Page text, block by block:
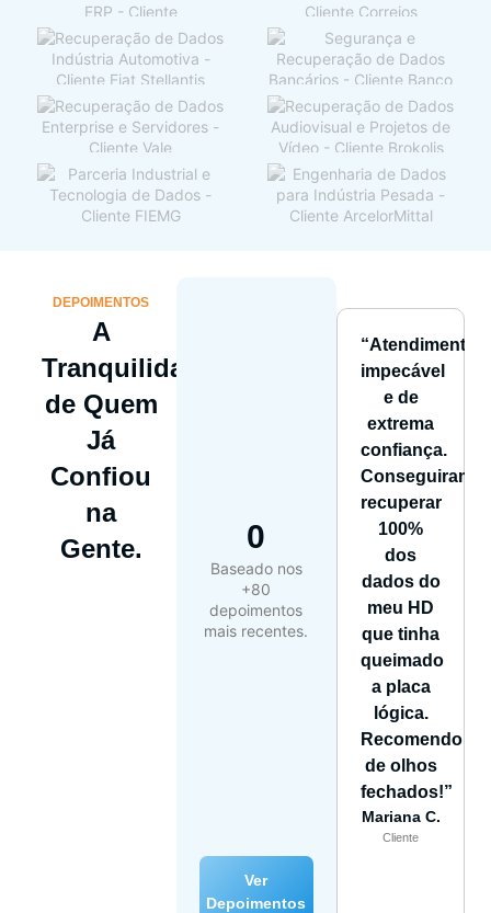
DEPOIMENTOS
A
Tranquilidade
de Quem
Já
Confiou
na
Gente.
0
Baseado nos
+80
depoimentos
mais recentes.
Ver
Depoimentos
“Atendimento
impecável
e de
extrema
confiança.
Conseguiram
recuperar
100%
dos
dados do
meu HD
que tinha
queimado
a placa
lógica.
Recomendo
de olhos
fechados!”
Mariana C.
Cliente